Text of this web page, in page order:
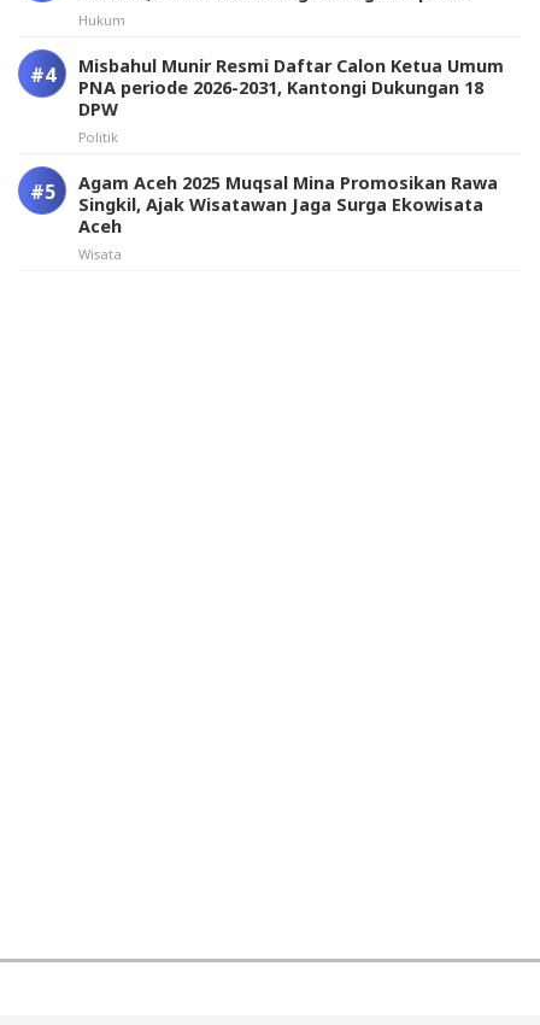
Hukum
Misbahul Munir Resmi Daftar Calon Ketua Umum
PNA periode 2026-2031, Kantongi Dukungan 18
DPW
Politik
Agam Aceh 2025 Muqsal Mina Promosikan Rawa
Singkil, Ajak Wisatawan Jaga Surga Ekowisata
Aceh
Wisata